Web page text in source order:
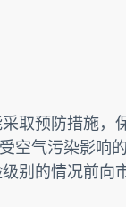
取预防措施，
空气污染影响
别的情况前向